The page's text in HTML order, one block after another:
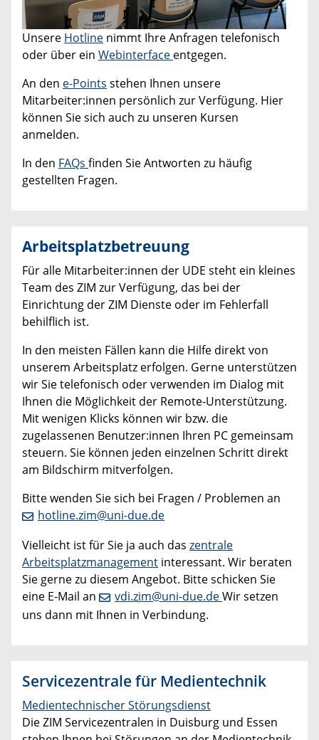
Unsere Hotline nimmt Ihre Anfragen telefonisch
oder über ein Webinterface entgegen.
An den e-Points stehen Ihnen unsere
Mitarbeiter:innen persönlich zur Verfügung. Hier
können Sie sich auch zu unseren Kursen
anmelden.
In den FAQs finden Sie Antworten zu häufig
gestellten Fragen.
Arbeitsplatzbetreuung
Für alle Mitarbeiter:innen der UDE steht ein kleines
Team des ZIM zur Verfügung, das bei der
Einrichtung der ZIM Dienste oder im Fehlerfall
behilflich ist.
In den meisten Fällen kann die Hilfe direkt von
unserem Arbeitsplatz erfolgen. Gerne unterstützen
wir Sie telefonisch oder verwenden im Dialog mit
Ihnen die Möglichkeit der Remote-Unterstützung.
Mit wenigen Klicks können wir bzw. die
zugelassenen Benutzer:innen Ihren PC gemeinsam
steuern. Sie können jeden einzelnen Schritt direkt
am Bildschirm mitverfolgen.
Bitte wenden Sie sich bei Fragen / Problemen an
hotline.zim@uni-due.de
Vielleicht ist für Sie ja auch das zentrale
Arbeitsplatzmanagement interessant. Wir beraten
Sie gerne zu diesem Angebot. Bitte schicken Sie
eine E-Mail an
vdi.zim@uni-due.deWir setzen
uns dann mit Ihnen in Verbindung.
Servicezentrale für Medientechnik
Medientechnischer Störungsdienst
Die ZIM Servicezentralen in Duisburg und Essen